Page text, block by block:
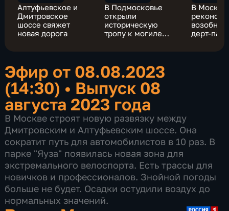
Алтуфьевское и
Дмитровское
шоссе свяжет
новая дорога
В Подмосковье
открыли
историческую
тропу к могиле
В Москве
дерт-парк
Эфир от 08.08.2023
(14:30) • Выпуск 08
августа 2023 года
В Москве строят новую развязку между
Дмитровским и Алтуфьевским шоссе. Она
сократит путь для автомобилистов в 10 раз. В
парке "Яуза" появилась новая зона для
экстремального велоспорта. Есть трассы для
новичков и профессионалов. Знойной погоды
больше не будет. Осадки остудили воздух до
нормальных значений.